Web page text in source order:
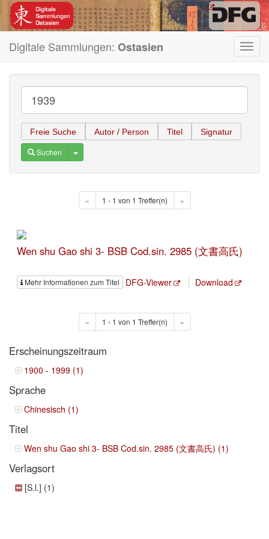
Digitale Sammlungen: Ostasien
Freie Suche Autor / Person Titel Signatur
Suchen Toggle Dropdown
« 1 - 1 von 1 Treffer(n) »
Wen shu Gao shi 3- BSB Cod.sin. 2985 (文書高氏)
Mehr Informationen zum Titel DFG-Viewer Download
« 1 - 1 von 1 Treffer(n) »
Erscheinungszeitraum
1900 - 1999 (1)
Sprache
Chinesisch (1)
Titel
Wen shu Gao shi 3- BSB Cod.sin. 2985 (文書高氏) (1)
Verlagsort
[S.l.] (1)